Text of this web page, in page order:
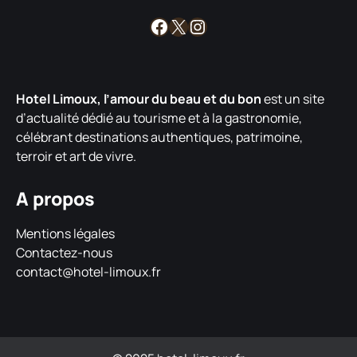
Facebook
X Instagram
Hotel Limoux, l’amour du beau et du bonest un site
d’actualité dédié au tourisme et à la gastronomie,
célébrant destinations authentiques, patrimoine,
terroir et art de vivre.
A propos
Mentions légales
Contactez-nous
contact@hotel-limoux.fr